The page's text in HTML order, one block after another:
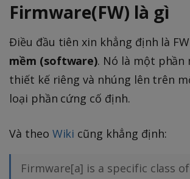
Firmware(FW) là gì
Điều đầu tiên xin khẳng định là
mềm (software). Nó là một phần
thiết kế riêng và nhúng lên trên
loại phần cứng cố định.
Và theo Wiki cũng khẳng định:
Firmware[a] is a specific class